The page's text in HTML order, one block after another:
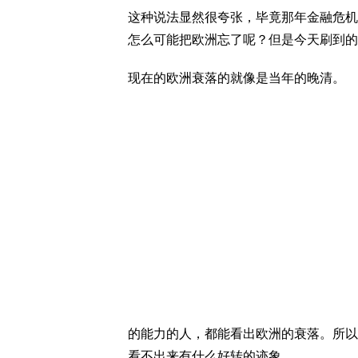
这种说法显然很夸张，毕竟那年金融危
怎么可能把欧洲忘了呢？但是今天刷到
现在的欧洲衰落的就像是当年的晚清。
的能力的人，都能看出欧洲的衰落。所